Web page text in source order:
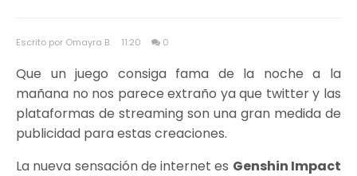
Escrito por Omayra B. 11:20 0
Que un juego consiga fama de la noche a la
mañana no nos parece extraño ya que twitter y las
plataformas de streaming son una gran medida de
publicidad para estas creaciones.
La nueva sensación de internet es Genshin Impact